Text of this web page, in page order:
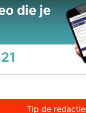
die je
Tip de redactie